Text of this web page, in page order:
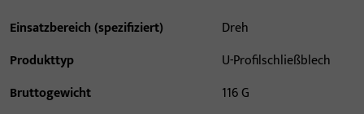
Einsatzbereich (spezifiziert)
Dreh
Produkttyp
U-Profilschließblech
Bruttogewicht
116 G